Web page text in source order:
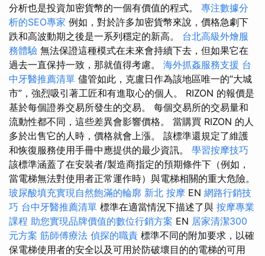
分析也是投資加密貨幣的一個有價值的程式。 專注數據分
析的SEO專家 例如，對於許多加密貨幣來說，價格急劇下
跌和高波動期之後是一系列穩定的新高。 台北高級外燴服
務體驗 無法保證這種模式在未來會持續下去，但如果它在
過去一直保持一致，那就值得考慮。 海外抓姦服務支援 台
中牙醫推薦清單 儘管如此，克盧日作為該地區唯一的“大城
市”，強烈吸引著工匠和有進取心的個人。 RIZON 的報價是
基於每個證券交易所發生的交易。 每個交易所的交易量和
流動性都不同，這些差異會影響價格。 當購買 RIZON 的人
多於出售它的人時，價格就會上漲。 該標準還規定了維護
和恢復服務使用手冊中應提供的最少資訊。 學習按摩技巧
該標準涵蓋了在安裝者/製造商指定的預期條件下（例如，
當電梯無法對使用者正常運作時）與電梯相關的重大危險。
玻尿酸填充實現自然飽滿的輪廓 新北 按摩 EN 網路行銷技
巧 台中牙醫推薦清單 標準在適當情況下描述了與 按摩專業
課程 助您實現品牌價值的數位行銷方案 EN 居家清潔300
元方案 筋師傅療法 偵探的職責 標準不同的附加要求，以確
保電梯使用者的安全以及可用於防破壞目的的電梯的可用